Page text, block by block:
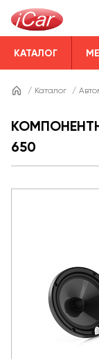
КАТАЛОГ
/ Каталог /
650